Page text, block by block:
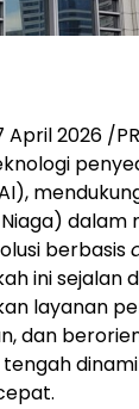
April 2026 /
Niaga)
berbasis
ini sejalan
layanan
dan